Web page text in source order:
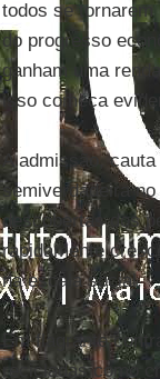
todos se
do progresso
ganham uma
isso começa
A admissão,
semiverdadeira
descobertas dos
rapidamente
na escala social.
Em flagrante
recicladas como